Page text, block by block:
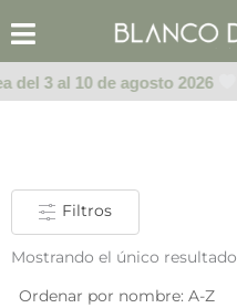
al
contenido
del 3 al 10 de agosto 2026
Filtros
Mostrando el único resultado